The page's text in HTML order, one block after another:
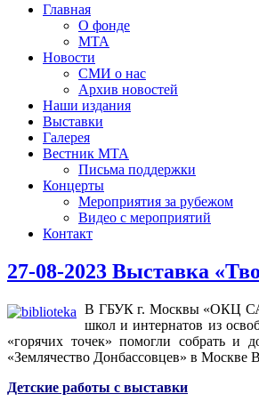
Главная
О фонде
МТА
Новости
СМИ о нас
Архив новостей
Наши издания
Выставки
Галерея
Вестник МТА
Письма поддержки
Концерты
Мероприятия за рубежом
Видео с мероприятий
Контакт
27-08-2023 Выставка
В ГБУК г. Москвы «ОКЦ
школ и интернатов из
«горячих точек» помогли собрать и
«Землячество Донбассовцев» в Москве
Детские работы с выставки